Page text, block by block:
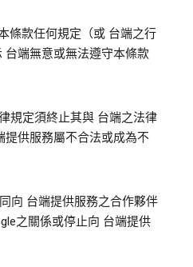
條款任何規定（或 台端之行
台端無意或無法遵守本條款
規定須終止其與 台端之法律
提供服務屬不合法或成為不
向 台端提供服務之合作夥伴
之關係或停止向 台端提供